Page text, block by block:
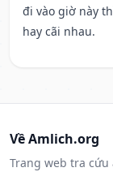
đi vào giờ này
hay cãi nhau.
Về Amlich.org
Trang web tra